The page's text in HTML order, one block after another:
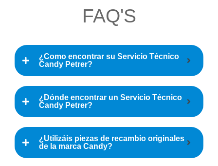
FAQ'S
¿Como encontrar su Servicio Técnico
Candy Petrer?
¿Dónde encontrar un Servicio Técnico
Candy Petrer?
¿Utilizáis piezas de recambio originales
de la marca Candy?